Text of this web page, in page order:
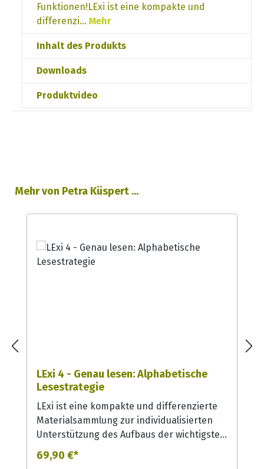
Funktionen!LExi ist eine kompakte und
differenzi… Mehr
Inhalt des Produkts
Downloads
Produktvideo
Produktgalerie überspringen
Mehr von Petra Küspert ...
LExi 4 - Genau lesen: Alphabetische
Lesestrategie
LExi ist eine kompakte und differenzierte
Materialsammlung zur individualisierten
Unterstützung des Aufbaus der wichtigsten
Vorläufer- und Teilfertigkeiten basaler
Lesekompetenz. Mit diesem Material
69,90 €*